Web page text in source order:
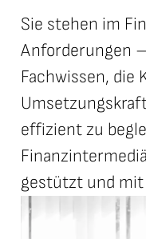
Sie stehen im
Anforderungen
Fachwissen, die
effizient zu
gestützt und mit